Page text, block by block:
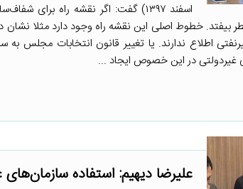
اسفند ۱۳۹۷) گفت: اگر نقشه راه
بیفتد. خطوط اصلی این نقشه راه وجود دارد مثلا نشان
اطلاع ندارند. یا تغییر قانون انتخابات مجلس
در این خصوص ایجاد ...
علیرضا دیهیم: استفاده سازمان‌های